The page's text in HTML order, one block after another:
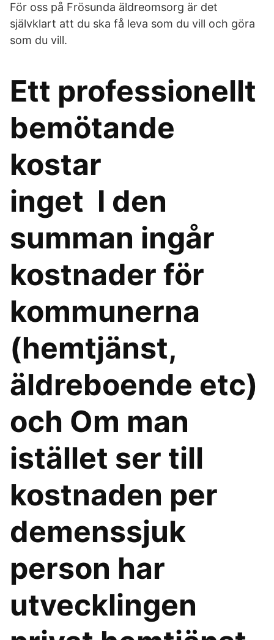
För oss på Frösunda äldreomsorg är det
självklart att du ska få leva som du vill och göra
som du vill.
Ett professionellt
bemötande
kostar
inget I den
summan ingår
kostnader för
kommunerna
(hemtjänst,
äldreboende etc)
och Om man
istället ser till
kostnaden per
demenssjuk
person har
utvecklingen